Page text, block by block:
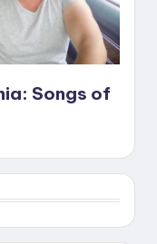
Songs of